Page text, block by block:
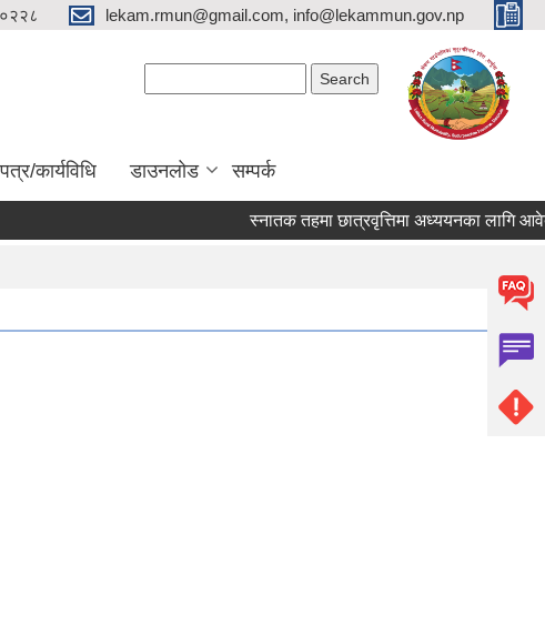
lekam.rmun@gmail.com, info@lekammun.gov.np
कार्यविधि डाउनलोड सम्पर्क
स्नातक तहमा छात्रवृत्तिमा अध्ययनका लागि